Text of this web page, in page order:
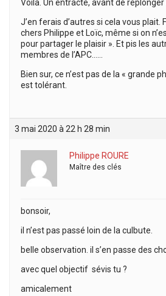
Voila. Un entracte, avant de replonger
J’en ferais d’autres si cela vous plait.
chers Philippe et Loïc, même si on
pour partager le plaisir ». Et pis les
membres de l’APC……
Bien sur, ce n’est pas de la « grande
est tolérant.
3 mai 2020 à 22 h 28 min
Philippe ROURE
Maître des clés
bonsoir,
il n’est pas passé loin de la culbute.
belle observation. il s’en passe des
avec quel objectif sévis tu ?
amicalement